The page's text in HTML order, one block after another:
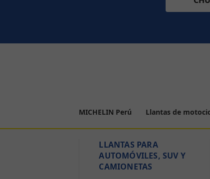
MICHELIN Perú Llantas de
LLANTAS PARA
AUTOMÓVILES, SUV Y
CAMIONETAS